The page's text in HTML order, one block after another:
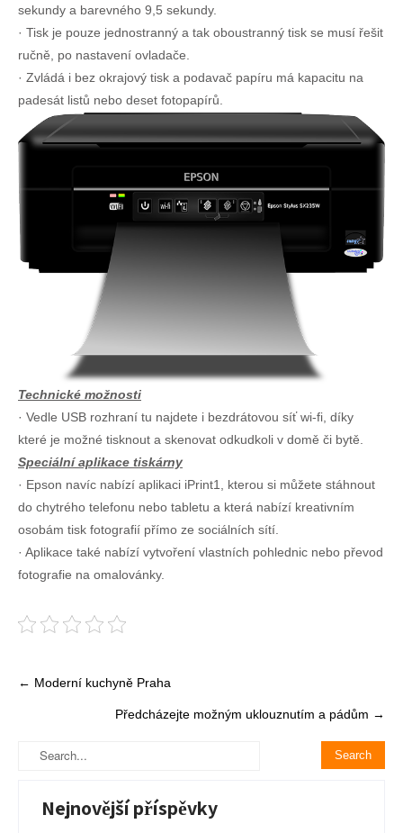
sekundy a barevného 9,5 sekundy.
· Tisk je pouze jednostranný a tak oboustranný tisk se musí řešit
ručně, po nastavení ovladače.
· Zvládá i bez okrajový tisk a podavač papíru má kapacitu na
padesát listů nebo deset fotopapírů.
Technické možnosti
· Vedle USB rozhraní tu najdete i bezdrátovou síť wi-fi, díky
které je možné tisknout a skenovat odkudkoli v domě či bytě.
Speciální aplikace tiskárny
· Epson navíc nabízí aplikaci iPrint1, kterou si můžete stáhnout
do chytrého telefonu nebo tabletu a která nabízí kreativním
osobám tisk fotografií přímo ze sociálních sítí.
· Aplikace také nabízí vytvoření vlastních pohlednic nebo převod
fotografie na omalovánky.
Post
← Moderní kuchyně Praha
Předcházejte možným uklouznutím a pádům →
Nejnovější příspěvky